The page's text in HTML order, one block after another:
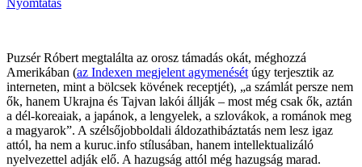
Puzsér Róbert megtalálta az orosz támadás okát, méghozzá
Amerikában (az Indexen megjelent agymenését úgy terjesztik az
interneten, mint a bölcsek kövének receptjét), „a számlát persze nem
ők, hanem Ukrajna és Tajvan lakói állják – most még csak ők, aztán
a dél-koreaiak, a japánok, a lengyelek, a szlovákok, a románok meg
a magyarok”. A szélsőjobboldali áldozathibáztatás nem lesz igaz
attól, ha nem a kuruc.info stílusában, hanem intellektualizáló
nyelvezettel adják elő. A hazugság attól még hazugság marad.